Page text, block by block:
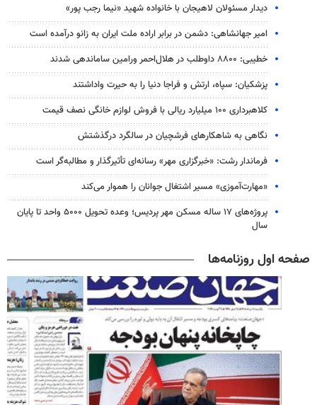
دیدار مسئولان لاهیجان با خانواده شهید «نیما رجب پور»
امیر جهانشاهی: دشمن در برابر اراده ملت ایران به زانو درآمده است
خطیبی: ۸۸۰۰ داوطلب در هلال‌احمر ورامین ساماندهی شدند
پزشکیان: سپاه، ارتش و فراجا دنیا را به حیرت واداشتند
کلاهبرداری ۱۰۰ میلیارد ریالی با فروش لوازم خانگی نصف قیمت
نگاهی به شاهکارهای فرشچیان در سالگرد درگذشتش
فرماندار رشت: «خبرگزاری مهر» رسانه‌ای تأثیرگذار و مطالبه‌گر است
«مهارت‌آموزی» مسیر اشتغال جوانان را هموار می‌کند
پروژه‌های ۱۷ ساله مسکن مهر پردیس؛ وعده تحویل ۵۰۰۰ واحد تا پایان
سال
صفحه اول روزنامه‌ها